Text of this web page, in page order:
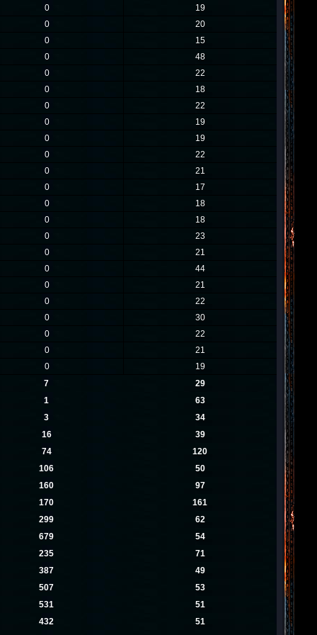
0
19
0
20
0
15
0
48
0
22
0
18
0
22
0
19
0
19
0
22
0
21
0
17
0
18
0
18
0
23
0
21
0
44
0
21
0
22
0
30
0
22
0
21
0
19
7
29
1
63
3
34
16
39
74
120
106
50
160
97
170
161
299
62
679
54
235
71
387
49
507
53
531
51
432
51